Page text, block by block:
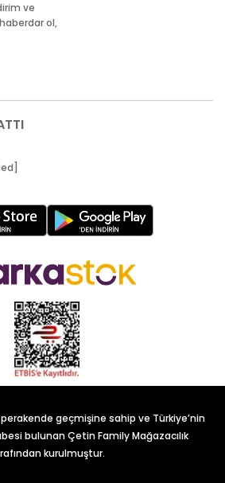
ve
ol,
perakende geçmişine sahip ve Türkiye’nin
bulunan Çetin Family Mağazacılık
kurulmuştur.